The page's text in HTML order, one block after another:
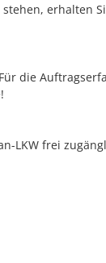
erhalten
die
LKW frei